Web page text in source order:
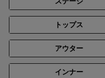
トップス
アウター
インナー